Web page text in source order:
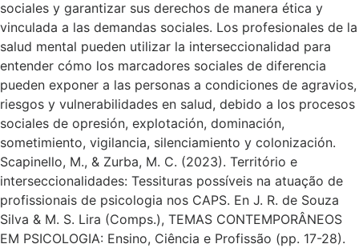
sociales y garantizar sus derechos de manera ética y
vinculada a las demandas sociales. Los profesionales de la
salud mental pueden utilizar la interseccionalidad para
entender cómo los marcadores sociales de diferencia
pueden exponer a las personas a condiciones de agravios,
riesgos y vulnerabilidades en salud, debido a los procesos
sociales de opresión, explotación, dominación,
sometimiento, vigilancia, silenciamiento y colonización.
Scapinello, M., & Zurba, M. C. (2023). Território e
interseccionalidades: Tessituras possíveis na atuação de
profissionais de psicologia nos CAPS. En J. R. de Souza
Silva & M. S. Lira (Comps.), TEMAS CONTEMPORÂNEOS
EM PSICOLOGIA: Ensino, Ciência e Profissão (pp. 17-28).